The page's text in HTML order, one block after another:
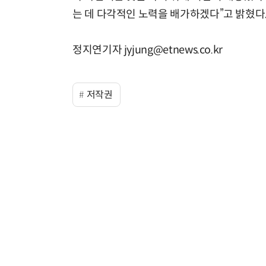
는 데 다각적인 노력을 배가하겠다”고 밝혔
정지연기자 jyjung@etnews.co.kr
저작권